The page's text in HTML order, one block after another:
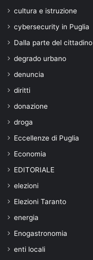
cultura e istruzione
cybersecurity in Puglia
Dalla parte del cittadino
degrado urbano
denuncia
diritti
donazione
droga
Eccellenze di Puglia
Economia
EDITORIALE
elezioni
Elezioni Taranto
energia
Enogastronomia
enti locali